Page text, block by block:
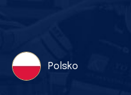
Polsko